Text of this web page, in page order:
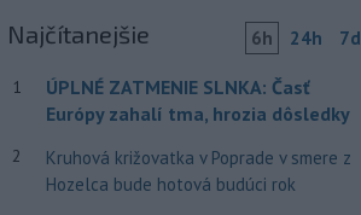
Najčítanejšie 6h 24h 7d
1
ÚPLNÉ ZATMENIE SLNKA: Časť
Európy zahalí tma, hrozia dôsledky
2
Kruhová križovatka v Poprade v smere z
Hozelca bude hotová budúci rok